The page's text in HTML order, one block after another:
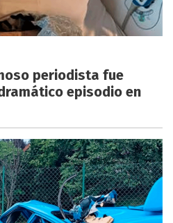
periodista fue
episodio en